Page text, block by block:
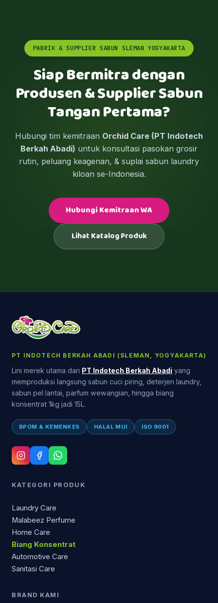
PABRIK & SUPPLIER SABUN SLEMAN YOGYAKARTA
Siap Bermitra dengan
Produsen & Supplier Sabun
Tangan Pertama?
Hubungi tim kemitraan Orchid Care (PT Indotech
Berkah Abadi) untuk konsultasi pasokan grosir
rutin, peluang keagenan, & suplai sabun laundry
kiloan se-Indonesia.
Hubungi Kemitraan WA
Lihat Katalog Produk
PT INDOTECH BERKAH ABADI (SLEMAN, YOGYAKARTA)
Lini merek utama dari PT Indotech Berkah Abadi yang
memproduksi langsung sabun cuci piring, deterjen laundry,
sabun pel lantai, parfum wewangian, hingga biang
konsentrat 1kg jadi 15L.
BPOM & KEMENKES HALAL MUI ISO 9001
KATEGORI PRODUK
Laundry Care
Malabeez Perfume
Home Care
Biang Konsentrat
Automotive Care
Sanitasi Care
BRAND KAMI